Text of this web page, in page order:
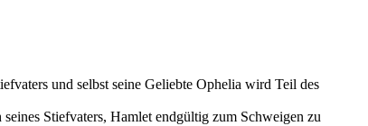
und selbst seine Geliebte Ophelia wird Teil des
Stiefvaters, Hamlet endgültig zum Schweigen zu